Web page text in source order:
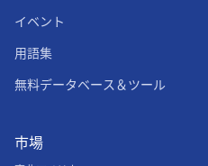
イベント
用語集
無料データベース＆ツール
市場